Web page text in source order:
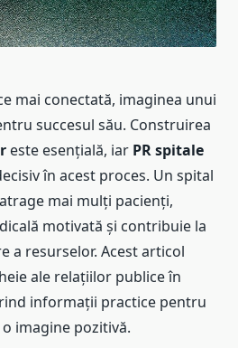
mai conectată, imaginea unui
succesul său. Construirea
este esențială, iar PR spitale
în acest proces. Un spital
mai mulți pacienți,
motivată și contribuie la
a resurselor. Acest articol
ale relațiilor publice în
informații practice pentru
imagine pozitivă.